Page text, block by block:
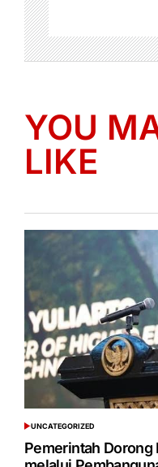
YOU
LIKE
POSTED
IN
UNCATEGORIZED
Pemerintah Dorong